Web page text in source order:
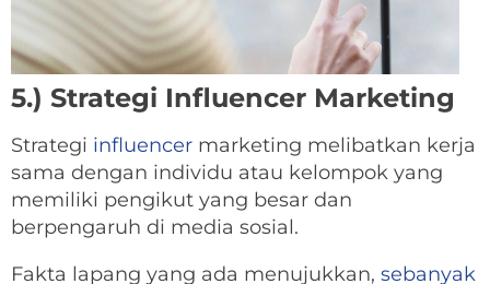
5.) Strategi Influencer Marketing
Strategi influencer marketing melibatkan kerja
sama dengan individu atau kelompok yang
memiliki pengikut yang besar dan
berpengaruh di media sosial.
Fakta lapang yang ada menujukkan, sebanyak